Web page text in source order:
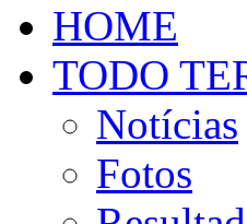
HOME
TODO
Notícias
Fotos